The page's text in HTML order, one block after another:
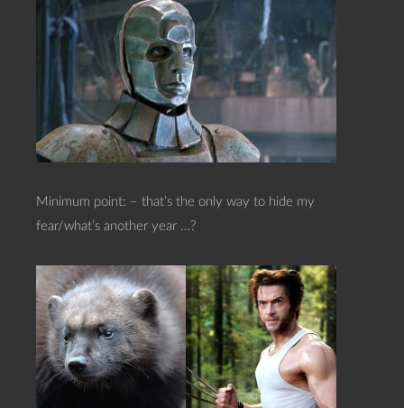
Minimum point: – that’s the only way to hide my
fear/what’s another year …?